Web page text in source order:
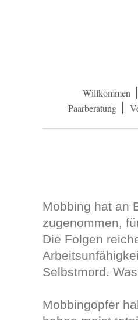
Willkommen
Paarberatung
Mobbing hat an
zugenommen,
Die Folgen
Selbstmord.
Mobbingopfer